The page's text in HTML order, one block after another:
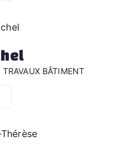
BÂTIMENT